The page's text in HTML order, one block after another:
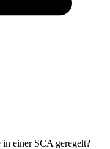
einer SCA geregelt?